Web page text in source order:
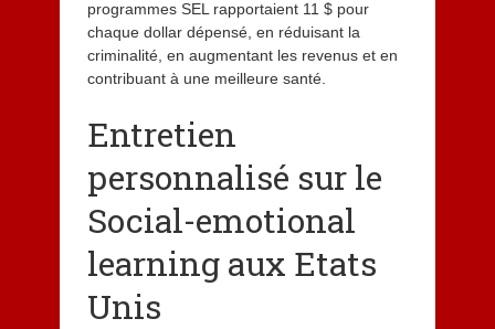
programmes SEL rapportaient 11 $ pour
chaque dollar dépensé, en réduisant la
criminalité, en augmentant les revenus et en
contribuant à une meilleure santé.
Entretien
personnalisé sur le
Social-emotional
learning aux Etats
Unis